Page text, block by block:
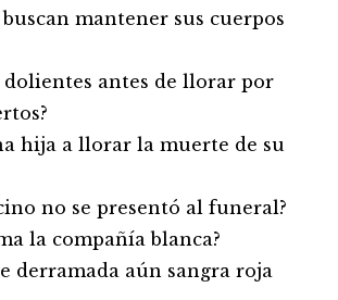
mantener sus cuerpos
dolientes antes de llorar por
hija a llorar la muerte de su
no se presentó al funeral?
la compañía blanca?
derramada aún sangra roja